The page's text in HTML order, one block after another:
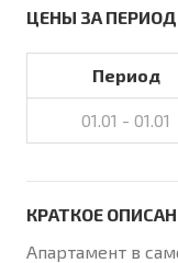
ЦЕНЫ ЗА
Период
01.01 - 01.01
КРАТКОЕ
Апартамент в